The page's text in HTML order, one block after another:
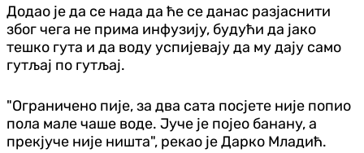
Додао је да се нада да ће се данас разјаснити
због чега не прима инфузију, будући да јако
тешко гута и да воду успијевају да му дају само
гутљај по гутљај.
"Ограничено пије, за два сата посјете није попио
пола мале чаше воде. Јуче је појео банану, а
прекјуче није ништа", рекао је Дарко Младић.